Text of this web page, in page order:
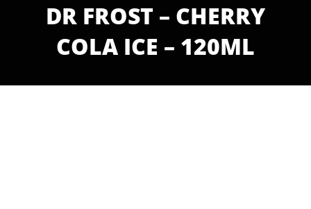
DR FROST – CHERRY
COLA ICE – 120ML